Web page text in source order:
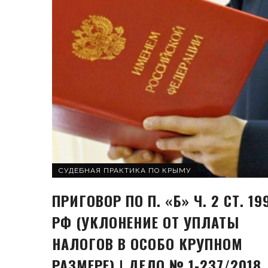
СУДЕБНАЯ ПРАКТИКА ПО КРЫМУ
ПРИГОВОР ПО П. «Б» Ч. 2 СТ.
РФ (УКЛОНЕНИЕ ОТ УПЛАТЫ
НАЛОГОВ В ОСОБО КРУПНОМ